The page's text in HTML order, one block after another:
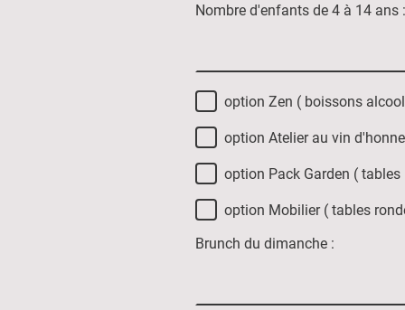
Nombre d'enfants de 4 à 14 ans :
option Zen ( boissons
option Atelier au vin
option Pack Garden (
option Mobilier ( tables
Brunch du dimanche :